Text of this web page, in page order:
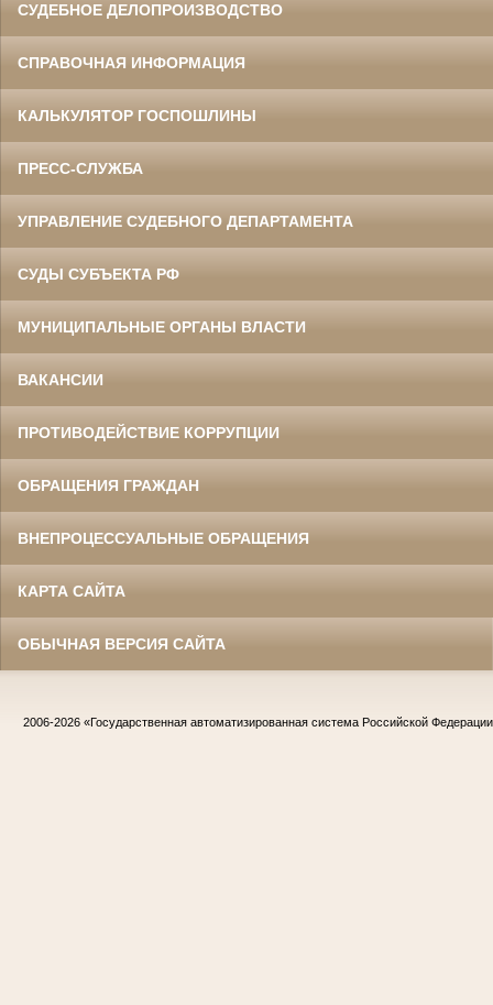
СУДЕБНОЕ ДЕЛОПРОИЗВОДСТВО
СПРАВОЧНАЯ ИНФОРМАЦИЯ
КАЛЬКУЛЯТОР ГОСПОШЛИНЫ
ПРЕСС-СЛУЖБА
УПРАВЛЕНИЕ СУДЕБНОГО ДЕПАРТАМЕНТА
СУДЫ СУБЪЕКТА РФ
МУНИЦИПАЛЬНЫЕ ОРГАНЫ ВЛАСТИ
ВАКАНСИИ
ПРОТИВОДЕЙСТВИЕ КОРРУПЦИИ
ОБРАЩЕНИЯ ГРАЖДАН
ВНЕПРОЦЕССУАЛЬНЫЕ ОБРАЩЕНИЯ
КАРТА САЙТА
ОБЫЧНАЯ ВЕРСИЯ САЙТА
2006-2026 «Государственная автоматизированная система Российской